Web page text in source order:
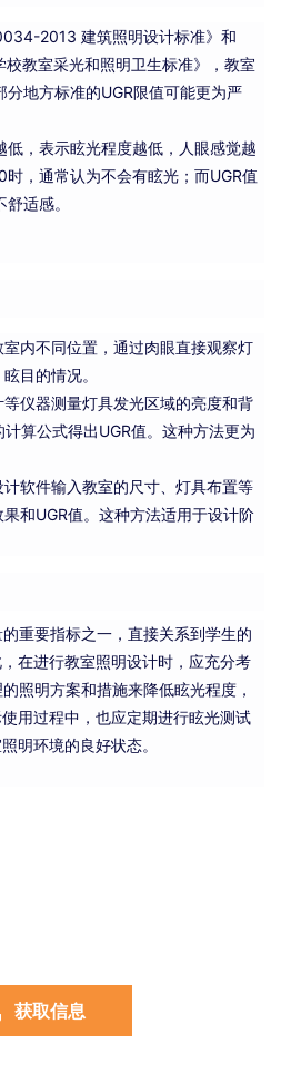
2013 建筑照明设计标准》和
校教室采光和照明卫生标准》，教室
分地方标准的UGR限值可能更为严
低，表示眩光程度越低，人眼感觉越
时，通常认为不会有眩光；而UGR值
适感。
室内不同位置，通过肉眼直接观察灯
目的情况。
等仪器测量灯具发光区域的亮度和背
算公式得出UGR值。这种方法更为
计软件输入教室的尺寸、灯具布置等
和UGR值。这种方法适用于设计阶
重要指标之一，直接关系到学生的
在进行教室照明设计时，应充分考
照明方案和措施来降低眩光程度，
用过程中，也应定期进行眩光测试
明环境的良好状态。
获取信息